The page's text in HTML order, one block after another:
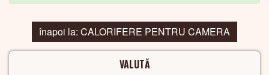
înapoi la: CALORIFERE PENTRU CAMERA
VALUTĂ